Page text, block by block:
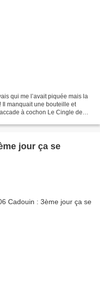
qui me l’avait piquée mais la
Il manquait une bouteille et
à cochon Le Cingle de
jour ça se